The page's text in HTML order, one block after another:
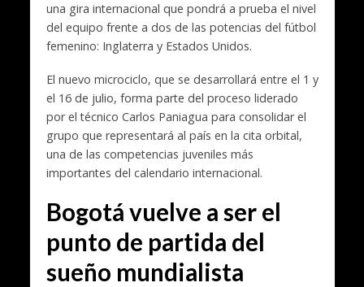
una gira internacional que pondrá a prueba el nivel
del equipo frente a dos de las potencias del fútbol
femenino: Inglaterra y Estados Unidos.
El nuevo microciclo, que se desarrollará entre el 1 y
el 16 de julio, forma parte del proceso liderado
por el técnico Carlos Paniagua para consolidar el
grupo que representará al país en la cita orbital,
una de las competencias juveniles más
importantes del calendario internacional.
Bogotá vuelve a ser el
punto de partida del
sueño mundialista